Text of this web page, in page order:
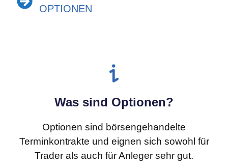
OPTIONEN
Was sind Optionen?
Optionen sind börsengehandelte
Terminkontrakte und eignen sich sowohl für
Trader als auch für Anleger sehr gut.